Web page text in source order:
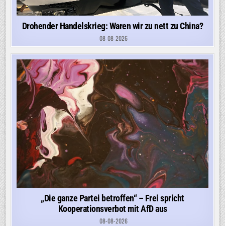
Drohender Handelskrieg: Waren wir zu nett zu China?
08-08-2026
„Die ganze Partei betroffen“ – Frei spricht
Kooperationsverbot mit AfD aus
08-08-2026